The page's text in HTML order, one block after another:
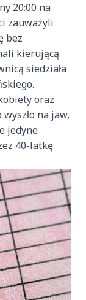
20:00 na
zauważyli
bez
kierującą
siedziała
oraz
na jaw,
jedyne
40-latkę.